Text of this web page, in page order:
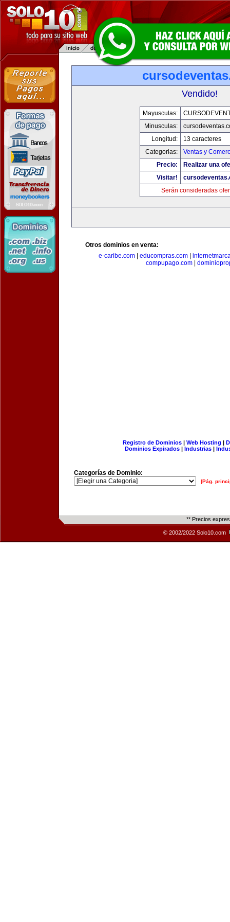
Vendido!
Mayusculas:
Minusculas:
Longitud:
13 caracteres
Categorias:
Ventas y
Precio:
Realizar una
Visitar!
Serán consideradas
Otros dominios en venta:
e-caribe.com| educompras.com|
compupago.com|
Registro de Dominios| Web Hosting |
Dominios Expirados | Industrias |
Categorías de Dominio:
[Pág.
** Precios
© 2002/2022 Solo10.com